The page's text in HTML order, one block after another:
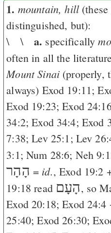
1. mountain, hill
distinguished, but):
\ \ a. specifically
often in all the
Mount Sinai (properly,
always) Exod 19:11;
Exod 19:23;Exod
34:2;Exod 34:4; Exod
7:38;Lev 25:1; Lev
3:1;Num 28:6; Neh
הָהָר = id.,Exod 19:2
19:18 read הָעָם, so
Exod 20:18;Exod 24:4
25:40;Exod 26:30;